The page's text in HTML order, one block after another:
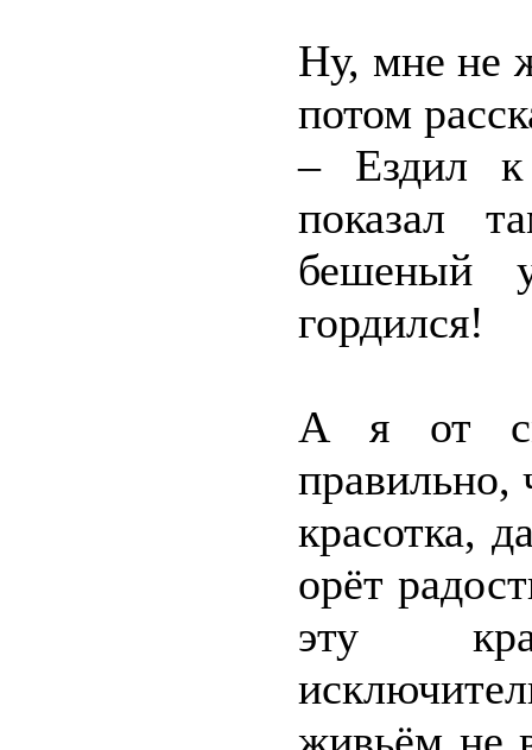
Ну, мне не
потом
– Ездил к
показал
бешеный
гордился!
А я от
правильно,
красотка,
орёт
эту